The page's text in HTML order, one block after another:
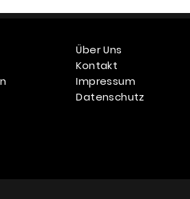
Über Uns
Kontakt
Impressum
Datenschutz